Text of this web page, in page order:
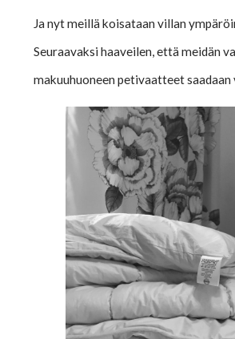
Ja nyt meillä koisataan villan
Seuraavaksi haaveilen, että meidän
makuuhuoneen petivaatteet saadaan